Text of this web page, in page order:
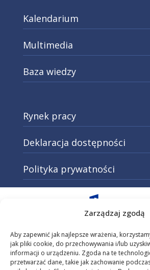
Zarządzaj zgodą
Aby zapewnić jak najlepsze wrażenia,
jak pliki cookie, do przechowywania i/lub
informacji o urządzeniu. Zgoda na te
przetwarzać dane, takie jak zachowanie
Kalendarium
Multimedia
Baza wiedzy
Rynek pracy
Deklaracja dostępności
Polityka prywatności
Otwarcie w
Otwarcie w